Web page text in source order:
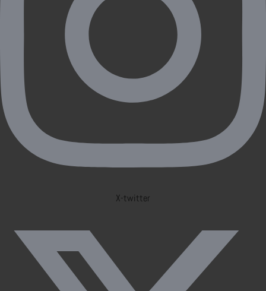
X-twitter